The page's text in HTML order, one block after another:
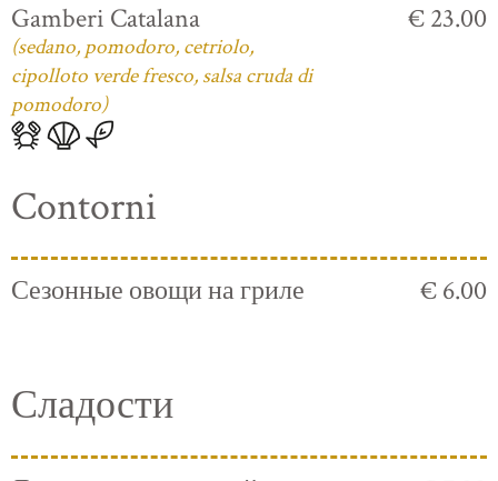
Gamberi Catalana
(sedano, pomodoro, cetriolo,
cipolloto verde fresco, salsa cruda di
pomodoro)
€ 23.00
Contorni
Сезонные овощи на гриле € 6.00
Сладости